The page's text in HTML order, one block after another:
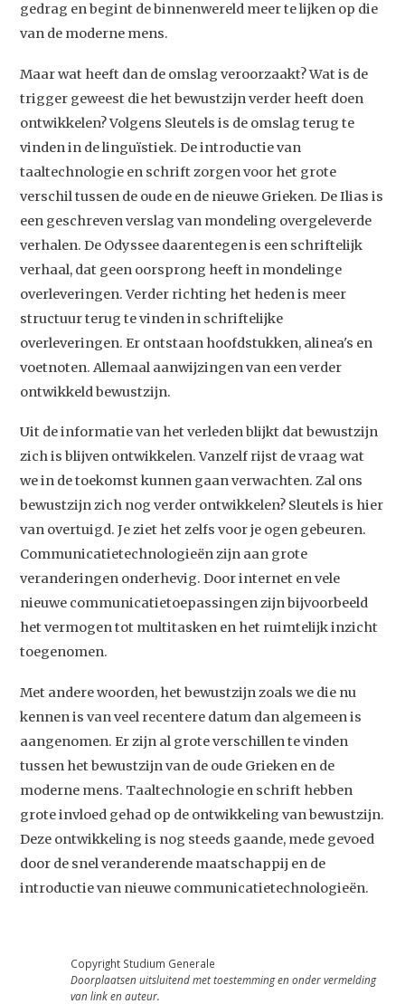
Studium Generale
Home
Agenda
Video
Podcast
Artikelen
Contact
gedrag en begint de binnenwereld meer te lijken op die
van de moderne mens.
Maar wat heeft dan de omslag veroorzaakt? Wat is de
trigger geweest die het bewustzijn verder heeft doen
ontwikkelen? Volgens Sleutels is de omslag terug te
vinden in de linguïstiek. De introductie van
taaltechnologie en schrift zorgen voor het grote
verschil tussen de oude en de nieuwe Grieken. De Ilias is
een geschreven verslag van mondeling overgeleverde
verhalen. De Odyssee daarentegen is een schriftelijk
verhaal, dat geen oorsprong heeft in mondelinge
overleveringen. Verder richting het heden is meer
structuur terug te vinden in schriftelijke
overleveringen. Er ontstaan hoofdstukken, alinea's en
voetnoten. Allemaal aanwijzingen van een verder
ontwikkeld bewustzijn.
Uit de informatie van het verleden blijkt dat bewustzijn
zich is blijven ontwikkelen. Vanzelf rijst de vraag wat
we in de toekomst kunnen gaan verwachten. Zal ons
bewustzijn zich nog verder ontwikkelen? Sleutels is hier
van overtuigd. Je ziet het zelfs voor je ogen gebeuren.
Communicatietechnologieën zijn aan grote
veranderingen onderhevig. Door internet en vele
nieuwe communicatietoepassingen zijn bijvoorbeeld
het vermogen tot multitasken en het ruimtelijk inzicht
toegenomen.
Met andere woorden, het bewustzijn zoals we die nu
kennen is van veel recentere datum dan algemeen is
aangenomen. Er zijn al grote verschillen te vinden
tussen het bewustzijn van de oude Grieken en de
moderne mens. Taaltechnologie en schrift hebben
grote invloed gehad op de ontwikkeling van bewustzijn.
Deze ontwikkeling is nog steeds gaande, mede gevoed
door de snel veranderende maatschappij en de
introductie van nieuwe communicatietechnologieën.
Copyright Studium Generale
Doorplaatsen uitsluitend met toestemming en onder vermelding
van link en auteur.